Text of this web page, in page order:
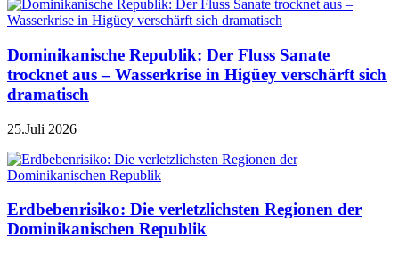
Dominikanische Republik: Der Fluss Sanate
trocknet aus – Wasserkrise in Higüey verschärft sich
dramatisch
25.Juli 2026
Erdbebenrisiko: Die verletzlichsten Regionen der
Dominikanischen Republik